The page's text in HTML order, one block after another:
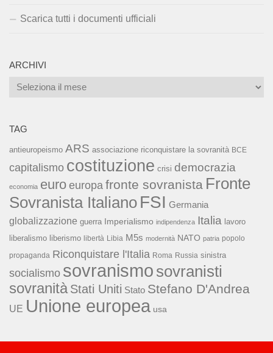
Scarica tutti i documenti ufficiali
ARCHIVI
Archivi
TAG
antieuropeismo ARS associazione riconquistare la sovranità BCE
capitalismo costituzione crisi democrazia
economia euro europa fronte sovranista Fronte
Sovranista Italiano FSI Germania
globalizzazione guerra Imperialismo indipendenza Italia lavoro
liberalismo liberismo libertà Libia M5s modernità NATO patria popolo
propaganda Riconquistare l'Italia Roma Russia sinistra
socialismo sovranismo sovranisti
sovranità Stati Uniti Stato Stefano D'Andrea
UE Unione europea usa